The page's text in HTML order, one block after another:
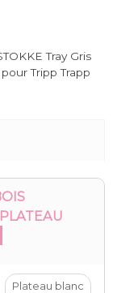
Tray Gris
Tripp Trapp
Plateau blanc